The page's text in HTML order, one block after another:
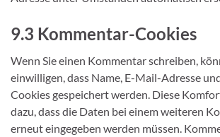
9.3 Kommentar-Cookies
Wenn Sie einen Kommentar schreiben,
einwilligen, dass Name, E-Mail-Adresse
Cookies gespeichert werden. Diese
dazu, dass die Daten bei einem weiteren
erneut eingegeben werden müssen.